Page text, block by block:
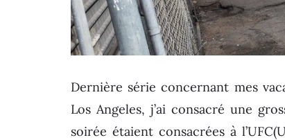
Dernière série concernant mes
Los Angeles, j’ai consacré une
soirée étaient consacrées à